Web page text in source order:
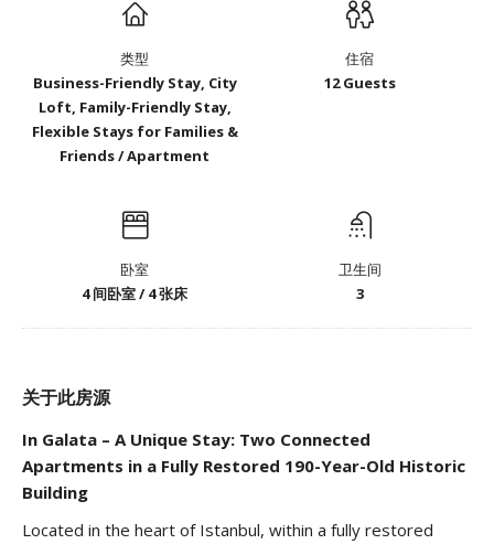
类型
Business-Friendly Stay, City
Loft, Family-Friendly Stay,
Flexible Stays for Families &
Friends / Apartment
住宿
12 Guests
卧室
4 间卧室 / 4 张床
卫生间
3
关于此房源
In Galata – A Unique Stay: Two Connected
Apartments in a Fully Restored 190-Year-Old Historic
Building
Located in the heart of Istanbul, within a fully restored